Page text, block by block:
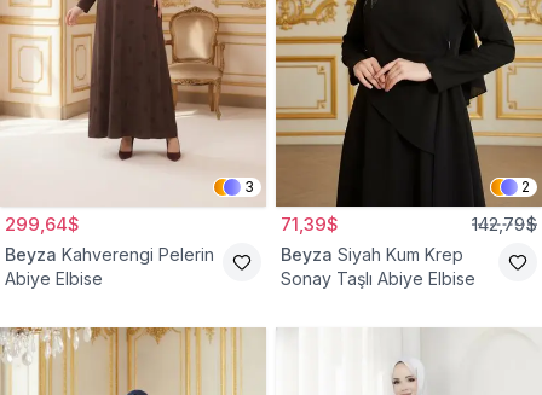
3
299,64$
Beyza Kahverengi Pelerin
Abiye Elbise
2
71,39$ 142,79$
Beyza Siyah Kum Krep
Sonay Taşlı Abiye Elbise